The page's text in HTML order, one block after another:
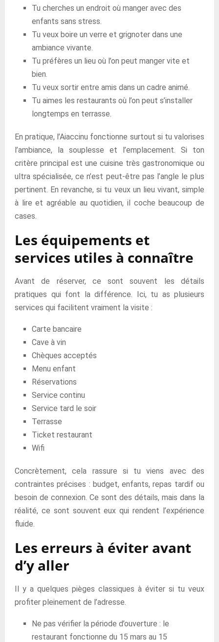
Tu cherches un endroit où manger avec des
enfants sans stress.
Tu veux boire un verre et grignoter dans une
ambiance vivante.
Tu préfères un lieu où l’on peut manger vite et
bien.
Tu veux sortir entre amis dans un cadre animé.
Tu aimes les restaurants où l’on peut s’installer
longtemps en terrasse.
En pratique, l’Aiaccinu fonctionne surtout si tu valorises
l’ambiance, la souplesse et l’emplacement. Si ton
critère principal est une cuisine très gastronomique ou
ultra spécialisée, ce n’est peut-être pas l’angle le plus
pertinent. En revanche, si tu veux un lieu vivant, simple
à lire et agréable au quotidien, il coche beaucoup de
cases.
Les équipements et
services utiles à connaître
Avant de réserver, ce sont souvent les détails
pratiques qui font la différence. Ici, tu as plusieurs
services qui facilitent vraiment la visite :
Carte bancaire
Cave à vin
Chèques acceptés
Menu enfant
Réservations
Service continu
Service tard le soir
Terrasse
Ticket restaurant
Wifi
Concrètement, cela rassure si tu viens avec des
contraintes précises : budget, enfants, repas tardif ou
besoin de connexion. Ce sont des détails, mais dans la
réalité, ce sont souvent eux qui rendent l’expérience
fluide.
Les erreurs à éviter avant
d’y aller
Il y a quelques pièges classiques à éviter si tu veux
profiter pleinement de l’adresse.
Ne pas vérifier la période d’ouverture : le
restaurant fonctionne du 15 mars au 15